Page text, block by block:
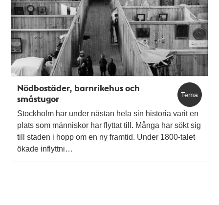
Tema
Nödbostäder, barnrikehus och
småstugor
Stockholm har under nästan hela sin historia varit en
plats som människor har flyttat till. Många har sökt sig
till staden i hopp om en ny framtid. Under 1800-talet
ökade inflyttni…